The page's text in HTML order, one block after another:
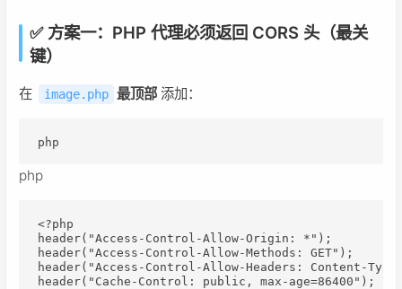
✅ 方案一：PHP 代理必须返回 CORS 头（最关
键）
在 image.php 最顶部 ​ 添加：
php
php
<?php
header("Access-Control-Allow-Origin: *");
header("Access-Control-Allow-Methods: GET");
header("Access-Control-Allow-Headers: Content-
header("Cache-Control: public, max-age=86400");